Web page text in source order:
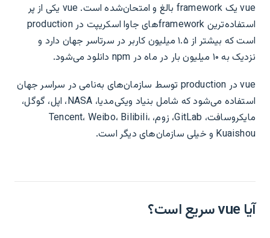
vue یک framework بالغ و امتحان‌شده است. vue یکی از پر
استفاده‌ترین frameworkهای جاوا اسکریپت در production
است که بیشتر از ۱.۵ میلیون کاربر در سرتاسر جهان دارد و
نزدیک به ۱۰ میلیون بار در ماه در npm دانلود می‌شود.
vue در production توسط سازمان‌های به‌نامی در سراسر جهان
استفاده می‌شود که شامل بنیاد ویکی‌مدیا، NASA، اپل، گوگل،
مایکروسافت، GitLab، زوم، Tencent، Weibo، Bilibili،
Kuaishou و خیلی سازمان‌های دیگر است.
آیا vue سریع است؟